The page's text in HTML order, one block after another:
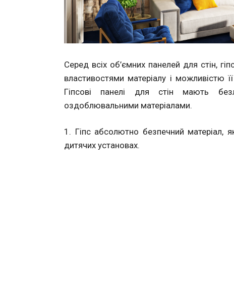
Серед всіх об’ємних панелей для стін,
властивостями матеріалу і можливістю
Гіпсові панелі для стін мають
оздоблювальними матеріалами.
1. Гіпс абсолютно безпечний матеріал,
дитячих установах.